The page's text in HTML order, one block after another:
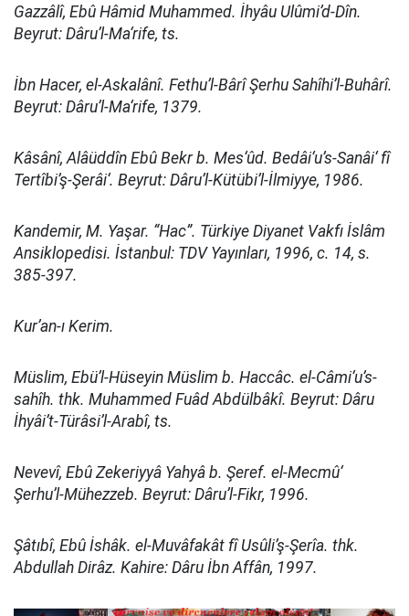
Gazzâlî, Ebû Hâmid Muhammed. İhyâu Ulûmi’d-Dîn.
Beyrut: Dâru’l-Ma‘rife, ts.
İbn Hacer, el-Askalânî. Fethu’l-Bârî Şerhu Sahîhi’l-Buhârî.
Beyrut: Dâru’l-Ma‘rife, 1379.
Kâsânî, Alâüddîn Ebû Bekr b. Mes‘ûd. Bedâi‘u’s-Sanâi‘ fî
Tertîbi’ş-Şerâi‘. Beyrut: Dâru’l-Kütübi’l-İlmiyye, 1986.
Kandemir, M. Yaşar. “Hac”. Türkiye Diyanet Vakfı İslâm
Ansiklopedisi. İstanbul: TDV Yayınları, 1996, c. 14, s.
385-397.
Kur’an-ı Kerim.
Müslim, Ebü’l-Hüseyin Müslim b. Haccâc. el-Câmi‘u’s-
sahîh. thk. Muhammed Fuâd Abdülbâkî. Beyrut: Dâru
İhyâi’t-Türâsi’l-Arabî, ts.
Nevevî, Ebû Zekeriyyâ Yahyâ b. Şeref. el-Mecmû‘
Şerhu’l-Mühezzeb. Beyrut: Dâru’l-Fikr, 1996.
Şâtıbî, Ebû İshâk. el-Muvâfakât fî Usûli’ş-Şerîa. thk.
Abdullah Dirâz. Kahire: Dâru İbn Affân, 1997.